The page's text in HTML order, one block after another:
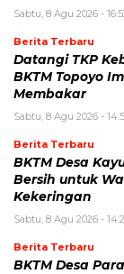
Sabtu, 8 Agu 2026 -
Berita Terbaru
Datangi TKP
BKTM Topoyo
Membakar
Sabtu, 8 Agu 2026 -
Berita Terbaru
BKTM Desa
Bersih untuk
Kekeringan
Sabtu, 8 Agu 2026 -
Berita Terbaru
BKTM Desa